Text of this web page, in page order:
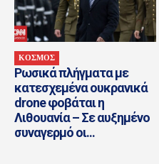
ΚΟΣΜΟΣ
Ρωσικά πλήγματα με
κατεσχεμένα ουκρανικά
drone φοβάται η
Λιθουανία – Σε αυξημένο
συναγερμό οι...